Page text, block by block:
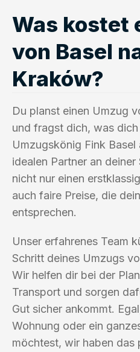
Was kostet
von Basel
Kraków?
Du planst einen Umzug
und fragst dich, was
Umzugskönig Fink Basel
idealen Partner an
nicht nur einen
auch faire Preise, die
entsprechen.
Unser erfahrenes Team
Schritt deines Umzugs
Wir helfen dir bei der
Transport und sorgen
Gut sicher ankommt.
Wohnung oder ein
möchtest, wir haben das